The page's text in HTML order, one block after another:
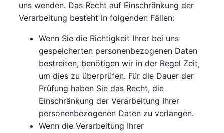
uns wenden. Das Recht auf Einschränkung der
Verarbeitung besteht in folgenden Fällen:
Wenn Sie die Richtigkeit Ihrer bei uns
gespeicherten personenbezogenen Daten
bestreiten, benötigen wir in der Regel Zeit,
um dies zu überprüfen. Für die Dauer der
Prüfung haben Sie das Recht, die
Einschränkung der Verarbeitung Ihrer
personenbezogenen Daten zu verlangen.
Wenn die Verarbeitung Ihrer